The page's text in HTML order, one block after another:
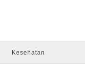
Kesehatan